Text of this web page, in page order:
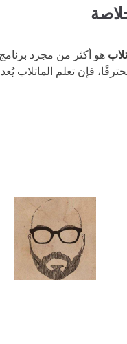
هو أكثر من مجرد
فإن تعلم الماتلاب